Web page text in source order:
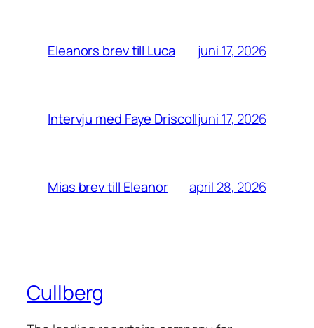
Eleanors brev till Luca juni 17, 2026
Intervju med Faye Driscolljuni 17, 2026
Mias brev till Eleanor april 28, 2026
Cullberg